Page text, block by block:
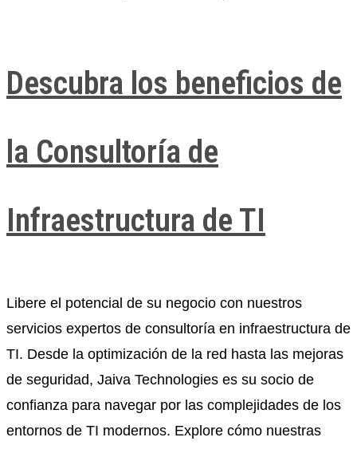
Descubra los beneficios de
la Consultoría de
Infraestructura de TI
Libere el potencial de su negocio con nuestros
servicios expertos de consultoría en infraestructura de
TI. Desde la optimización de la red hasta las mejoras
de seguridad, Jaiva Technologies es su socio de
confianza para navegar por las complejidades de los
entornos de TI modernos. Explore cómo nuestras